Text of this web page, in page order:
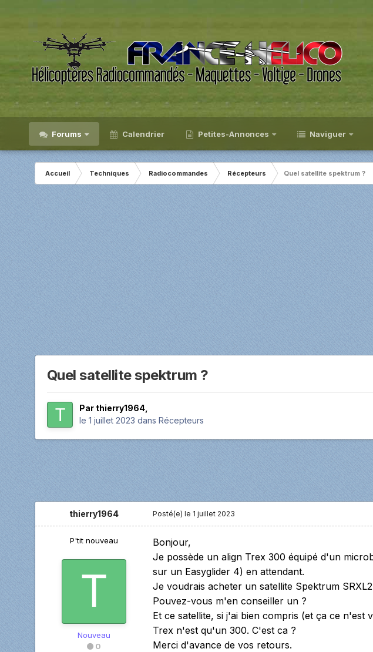
Forums Calendrier Petites-Annonces Naviguer
Accueil Techniques Radiocommandes Récepteurs Quel satellite spektrum ?
Quel satellite spektrum ?
Par thierry1964,
le 1 juillet 2023 dans Récepteurs
thierry1964
P'tit nouveau
Nouveau
0
Posté(e) le 1 juillet 2023
Bonjour,
Je possède un align Trex 300 équipé d'un
sur un Easyglider 4) en attendant.
Je voudrais acheter un satellite Spektrum
Pouvez-vous m'en conseiller un ?
Et ce satellite, si j'ai bien compris (et ça ce n'est
Trex n'est qu'un 300. C'est ca ?
Merci d'avance de vos retours.